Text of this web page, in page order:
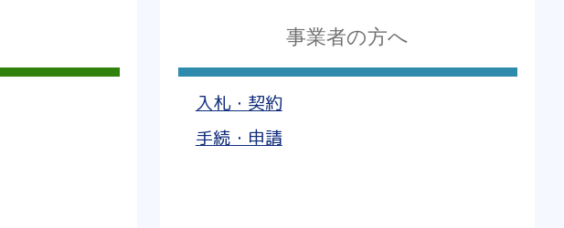
事業者の方へ
入札・契約
手続・申請